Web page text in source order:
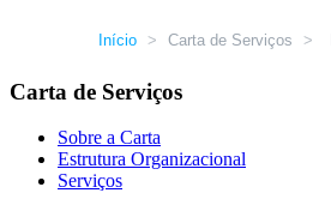
Início > Carta de Serviços >
Carta de Serviços
Sobre a Carta
Estrutura Organizacional
Serviços